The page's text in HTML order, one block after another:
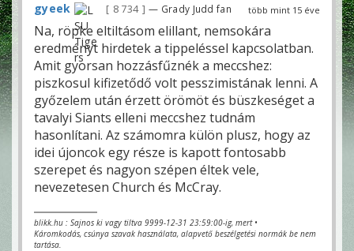
több mint 15 éve
gyeek 8 734 — Grady Judd fan
Na, röpke eltiltásom elillant, nemsokára
eredményt hirdetek a tippeléssel kapcsolatban.
Amit gyorsan hozzásfűznék a meccshez:
piszkosul kifizetődő volt pesszimistának lenni. A
győzelem után érzett örömöt és büszkeséget a
tavalyi Siants elleni meccshez tudnám
hasonlítani. Az számomra külön plusz, hogy az
idei újoncok egy része is kapott fontosabb
szerepet és nagyon szépen éltek vele,
nevezetesen Church és McCray.
blikk.hu : Sajnos ki vagy tiltva 9999-12-31 23:59:00-ig, mert •
Káromkodás, csúnya szavak használata, alapvető beszélgetési normák be nem
tartása.